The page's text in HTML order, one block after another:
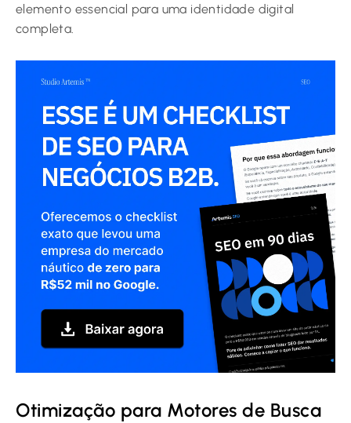
elemento essencial para uma identidade digital
completa.
Otimização para Motores de Busca